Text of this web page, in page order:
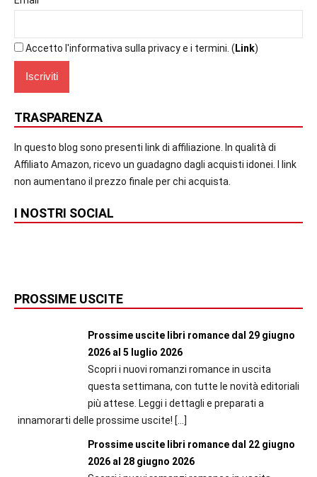
Accetto l'informativa sulla privacy e i termini. ( Link)
TRASPARENZA
In questo blog sono presenti link di affiliazione. In qualità di
Affiliato Amazon, ricevo un guadagno dagli acquisti idonei. I link
non aumentano il prezzo finale per chi acquista.
I NOSTRI SOCIAL
PROSSIME USCITE
Prossime uscite libri romance dal 29 giugno
2026 al 5 luglio 2026
Scopri i nuovi romanzi romance in uscita
questa settimana, con tutte le novità editoriali
più attese. Leggi i dettagli e preparati a
innamorarti delle prossime uscite! […]
Prossime uscite libri romance dal 22 giugno
2026 al 28 giugno 2026